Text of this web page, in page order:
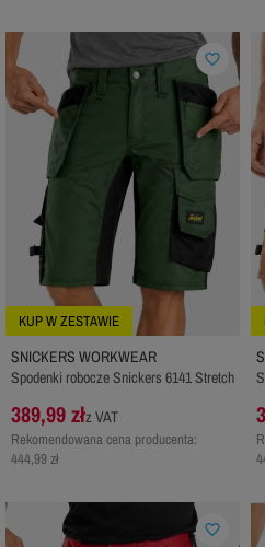
KUP W ZESTAWIE
SNICKERS WORKWEAR
Spodenki robocze Snickers 6141 Stretch
389,99 złz VAT
Rekomendowana cena producenta:
444,99 zł
favorite_border
favorite_border